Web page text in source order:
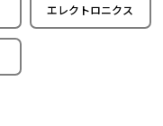
エレクトロニクス